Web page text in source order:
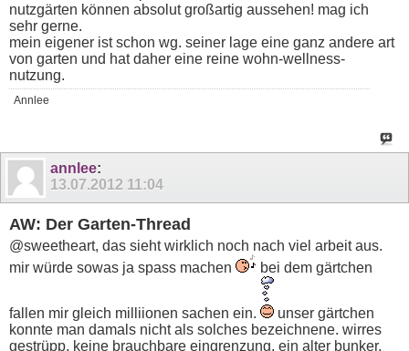
nutzgärten können absolut großartig aussehen! mag ich
sehr gerne.
mein eigener ist schon wg. seiner lage eine ganz andere art
von garten und hat daher eine reine wohn-wellness-
nutzung.
Annlee
annlee:
13.07.2012 11:04
AW: Der Garten-Thread
@sweetheart, das sieht wirklich noch nach viel arbeit aus.
mir würde sowas ja spass machen
bei dem gärtchen
fallen mir gleich milliionen sachen ein.
unser gärtchen
konnte man damals nicht als solches bezeichnene. wirres
gestrüpp, keine brauchbare eingrenzung, ein alter bunker,